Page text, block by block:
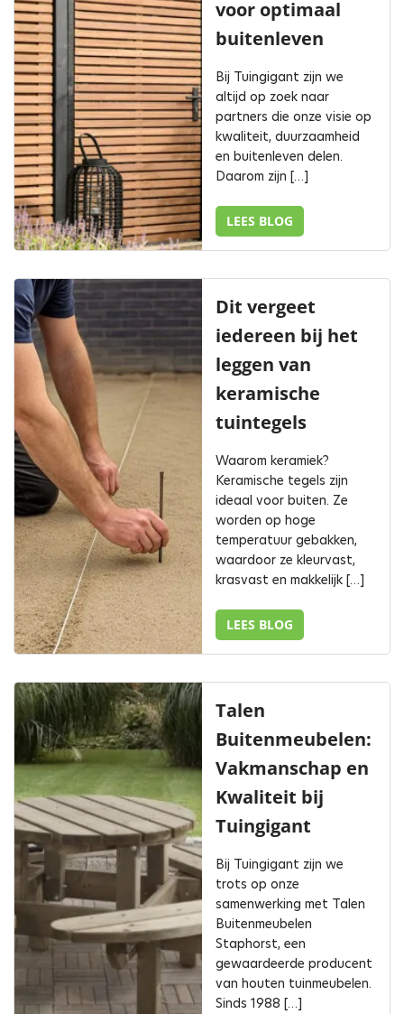
voor optimaal
buitenleven
Bij Tuingigant zijn we
altijd op zoek naar
partners die onze visie op
kwaliteit, duurzaamheid
en buitenleven delen.
Daarom zijn […]
LEES BLOG
Dit vergeet
iedereen bij het
leggen van
keramische
tuintegels
Waarom keramiek?
Keramische tegels zijn
ideaal voor buiten. Ze
worden op hoge
temperatuur gebakken,
waardoor ze kleurvast,
krasvast en makkelijk […]
LEES BLOG
Talen
Buitenmeubelen:
Vakmanschap en
Kwaliteit bij
Tuingigant
Bij Tuingigant zijn we
trots op onze
samenwerking met Talen
Buitenmeubelen
Staphorst, een
gewaardeerde producent
van houten tuinmeubelen.
Sinds 1988 […]